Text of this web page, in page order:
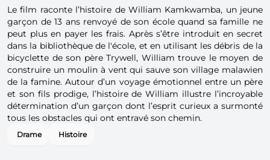
Le film raconte l’histoire de William Kamkwamba, un jeune
garçon de 13 ans renvoyé de son école quand sa famille ne
peut plus en payer les frais. Après s’être introduit en secret
dans la bibliothèque de l'école, et en utilisant les débris de la
bicyclette de son père Trywell, William trouve le moyen de
construire un moulin à vent qui sauve son village malawien
de la famine. Autour d’un voyage émotionnel entre un père
et son fils prodige, l’histoire de William illustre l’incroyable
détermination d’un garçon dont l’esprit curieux a surmonté
tous les obstacles qui ont entravé son chemin.
Drame Histoire